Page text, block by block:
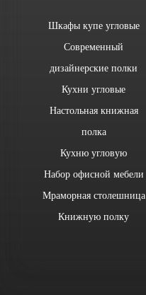
Шкафы купе угловые
Современный
дизайнерские полки
Кухни угловые
Настольная книжная
полка
Кухню угловую
Набор офисной мебели
Мраморная столешница
Книжную полку